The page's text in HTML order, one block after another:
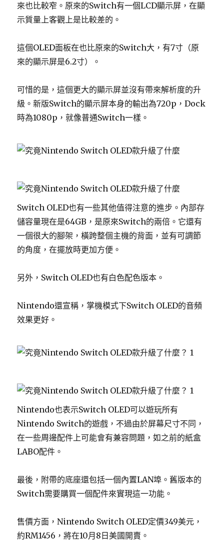
來也比較窄。原來的Switch有一個LCD顯示屏，在顯
示質量上客觀上是比較差的。
這個OLED面板在也比原來的Switch大，有7寸（原
來的顯示屏是6.2寸）。
可惜的是，這個更大的顯示屏並沒有帶來解析度的升
級。新版Switch的顯示屏本身的輸出為720p，Dock
時為1080p，就像普通Switch一樣。
Switch OLED也有一些其他值得注意的進步。內部存
儲容量現在是64GB，是原來Switch的兩倍。它還有
一個很大的腳架，橫跨整個主機的背面，並有可調節
的角度，在擺放時更加方便。
另外，Switch OLED也有白色配色版本。
Nintendo還宣稱，掌機模式下Switch OLED的音頻
效果更好。
Nintendo也表示Switch OLED可以遊玩所有
Nintendo Switch的遊戲，不過由於屏幕尺寸不同，
在一些周邊配件上可能會有兼容問題，如之前的紙盒
LABO配件。
最後，附帶的底座還包括一個內置LAN埠。舊版本的
Switch需要購買一個配件來實現這一功能。
售價方面，Nintendo Switch OLED定價349美元，
約RM1456，將在10月8日美國開賣。